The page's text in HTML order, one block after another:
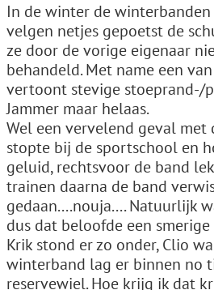
In de winter de winterbanden
velgen netjes gepoetst de
ze door de vorige eigenaar
behandeld. Met name een
vertoont stevige stoeprand-/
Jammer maar helaas.
Wel een vervelend geval met
stopte bij de sportschool en
geluid, rechtsvoor de band
trainen daarna de band
gedaan....nouja.... Natuurlijk
dus dat beloofde een
Krik stond er zo onder, Clio
winterband lag er binnen no
reservewiel. Hoe krijg ik dat